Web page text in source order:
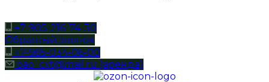
+7-905-216-74-30
Обратный звонок
+7-965-034-06-00
oao_cxt@mail.ru (аренда)